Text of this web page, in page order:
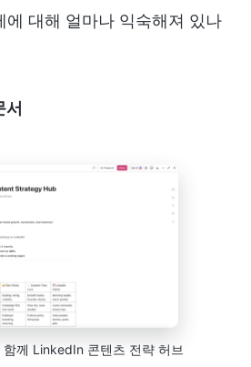
에 대해 얼마나 익숙해져 있나
서
께 LinkedIn 콘텐츠 전략 허브